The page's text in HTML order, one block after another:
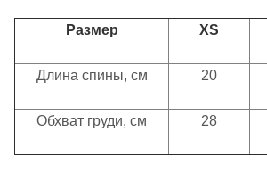
Размер XS
Длина спины, см 20
Обхват груди, см 28